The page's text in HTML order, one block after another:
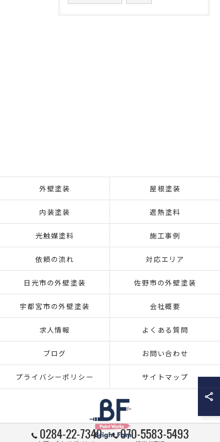
0284-22-7340 070-5583-5493
外壁塗装 屋根塗装
内装塗装 遮熱塗料
光触媒塗料 施工事例
依頼の流れ 対応エリア
日光市の外壁塗装 佐野市の外壁塗装
宇都宮市の外壁塗装 会社概要
求人情報 よくある質問
ブログ お問い合わせ
プライバシーポリシー サイトマップ